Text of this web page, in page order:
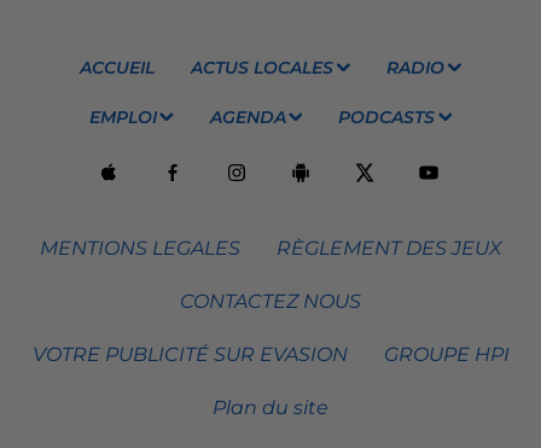
ACCUEIL ACTUS LOCALES RADIO
EMPLOI AGENDA PODCASTS
MENTIONS LEGALES RÈGLEMENT DES JEUX
CONTACTEZ NOUS
VOTRE PUBLICITÉ SUR EVASION GROUPE HPI
Plan du site